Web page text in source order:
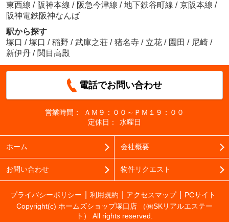
東西線 / 阪神本線 / 阪急今津線 / 地下鉄谷町線 / 京阪本線 /
阪神電鉄阪神なんば
駅から探す
塚口 / 塚口 / 稲野 / 武庫之荘 / 猪名寺 / 立花 / 園田 / 尼崎 /
新伊丹 / 関目高殿
電話でお問い合わせ
営業時間：
ＡＭ９：００～ＰＭ１９：００
定休日：
水曜日
ホーム 会社概要
お問い合わせ 物件リクエスト
プライバシーポリシー 利用規約 アクセスマップ
PCサイト
Copyright(c) ホームズショップ塚口店 （㈱SKリアルエステー
ト） All rights reserved.